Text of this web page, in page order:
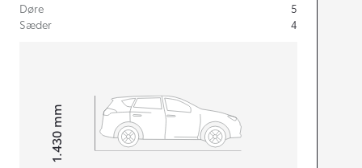
Døre
5
Sæder
4
Højt1.430
mm